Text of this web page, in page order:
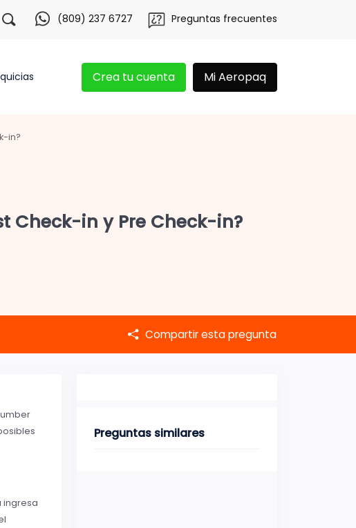
con nosotros y obtén 20 libras gratis por 3 meses!
(809) 237 6727 Preguntas frecuentes
Crea tu cuenta Mi Aeropaq
in?
Check-in y Pre Check-in?
Compartir esta pregunta
ingresa
Preguntas similares